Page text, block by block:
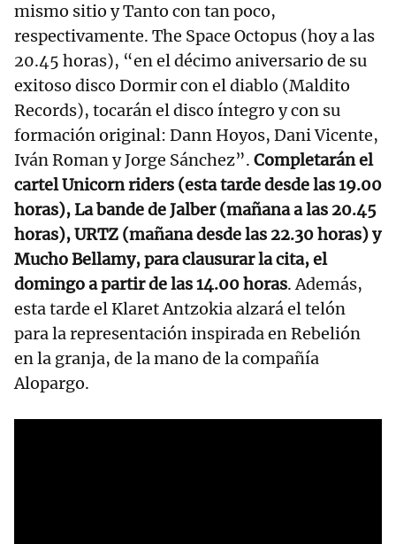
mismo sitio y Tanto con tan poco,
respectivamente. The Space Octopus (hoy a las
20.45 horas), “en el décimo aniversario de su
exitoso disco Dormir con el diablo (Maldito
Records), tocarán el disco íntegro y con su
formación original: Dann Hoyos, Dani Vicente,
Iván Roman y Jorge Sánchez”. Completarán el
cartel Unicorn riders (esta tarde desde las 19.00
horas), La bande de Jalber (mañana a las 20.45
horas), URTZ (mañana desde las 22.30 horas) y
Mucho Bellamy, para clausurar la cita, el
domingo a partir de las 14.00 horas. Además,
esta tarde el Klaret Antzokia alzará el telón
para la representación inspirada en Rebelión
en la granja, de la mano de la compañía
Alopargo.